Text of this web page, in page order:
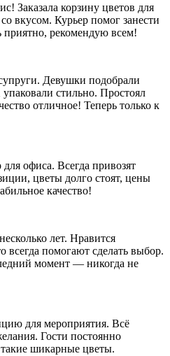
Заказала корзину цветов для
вкусом. Курьер помог занести
приятно, рекомендую всем!
Девушки подобрали
упаковали стильно. Простоял
отличное! Теперь только к
офиса. Всегда привозят
цветы долго стоят, цены
качество!
лет. Нравится
всегда помогают сделать выбор.
момент — никогда не
для мероприятия. Всё
Гости постоянно
шикарные цветы.